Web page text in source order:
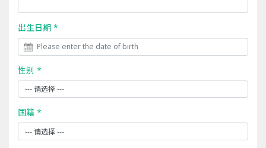
出生日期 *
性别 *
国籍 *